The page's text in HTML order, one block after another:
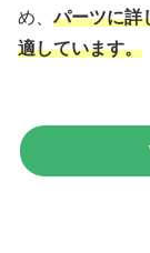
め、パーツに詳
適しています。